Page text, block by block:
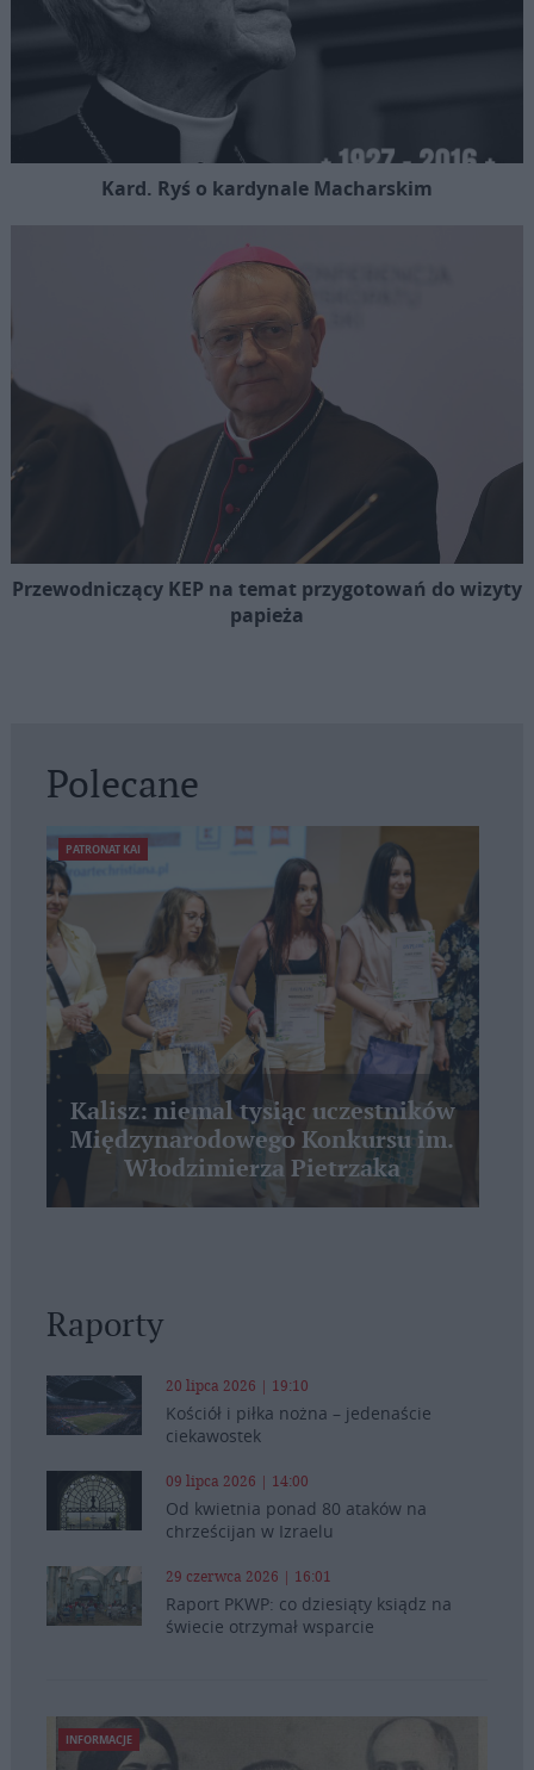
Kard. Ryś o kardynale Macharskim
Przewodniczący KEP na temat przygotowań do wizyty
papieża
Polecane
PATRONAT KAI
Kalisz: niemal tysiąc uczestników
Międzynarodowego Konkursu im.
Włodzimierza Pietrzaka
Raporty
20 lipca 2026 | 19:10
Kościół i piłka nożna – jedenaście
ciekawostek
09 lipca 2026 | 14:00
Od kwietnia ponad 80 ataków na
chrześcijan w Izraelu
29 czerwca 2026 | 16:01
Raport PKWP: co dziesiąty ksiądz na
świecie otrzymał wsparcie
INFORMACJE